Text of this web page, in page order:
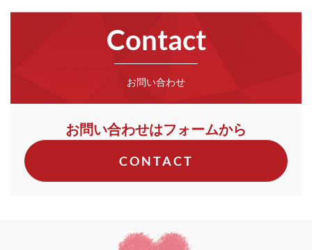
Contact
お問い合わせ
お問い合わせはフォームから
CONTACT